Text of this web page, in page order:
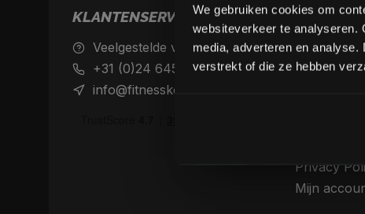
We gebruiken cookies om
websiteverkeer te analyseren.
media, adverteren en
verstrekt of die ze hebben
KLANTENSERVICE
Veelgestelde vragen
+31 (0)24 645 1309
info@fitnesskoerier.nl
Achteraf
Privacy
Mijn